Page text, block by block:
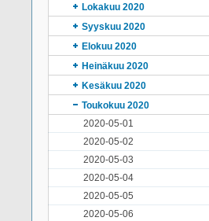
Lokakuu 2020
Syyskuu 2020
Elokuu 2020
Heinäkuu 2020
Kesäkuu 2020
Toukokuu 2020
2020-05-01
2020-05-02
2020-05-03
2020-05-04
2020-05-05
2020-05-06